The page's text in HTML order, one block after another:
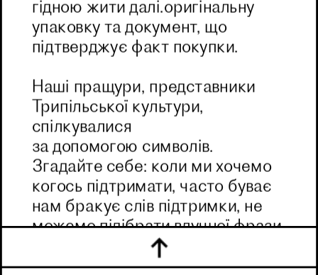
гідною жити далі.оригінальну
упаковку та документ, що
підтверджує факт покупки.
Наші пращури, представники
Трипільської культури,
спілкувалися
за допомогою символів.
Згадайте себе: коли ми хочемо
когось підтримати, часто буває
нам бракує слів підтримки, не
можемо підібрати влучної фрази,
тому ми використали стародавні
символи, аби показати свою